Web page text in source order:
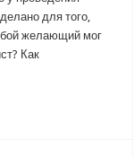
для того,
желающий мог
Как